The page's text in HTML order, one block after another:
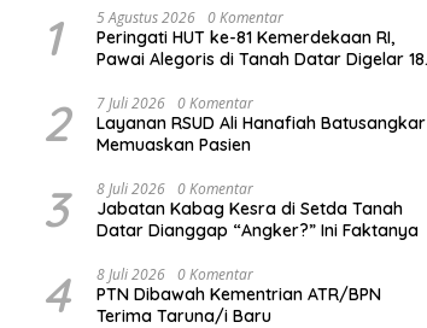
1 5 Agustus 2026 0 Komentar
Peringati HUT ke-81 Kemerdekaan RI,
Pawai Alegoris di Tanah Datar Digelar 18
2 7 Juli 2026 0 Komentar
Layanan RSUD Ali Hanafiah Batusangkar
Memuaskan Pasien
3 8 Juli 2026 0 Komentar
Jabatan Kabag Kesra di Setda Tanah
Datar Dianggap “Angker?” Ini Faktanya
4 8 Juli 2026 0 Komentar
PTN Dibawah Kementrian ATR/BPN
Terima Taruna/i Baru